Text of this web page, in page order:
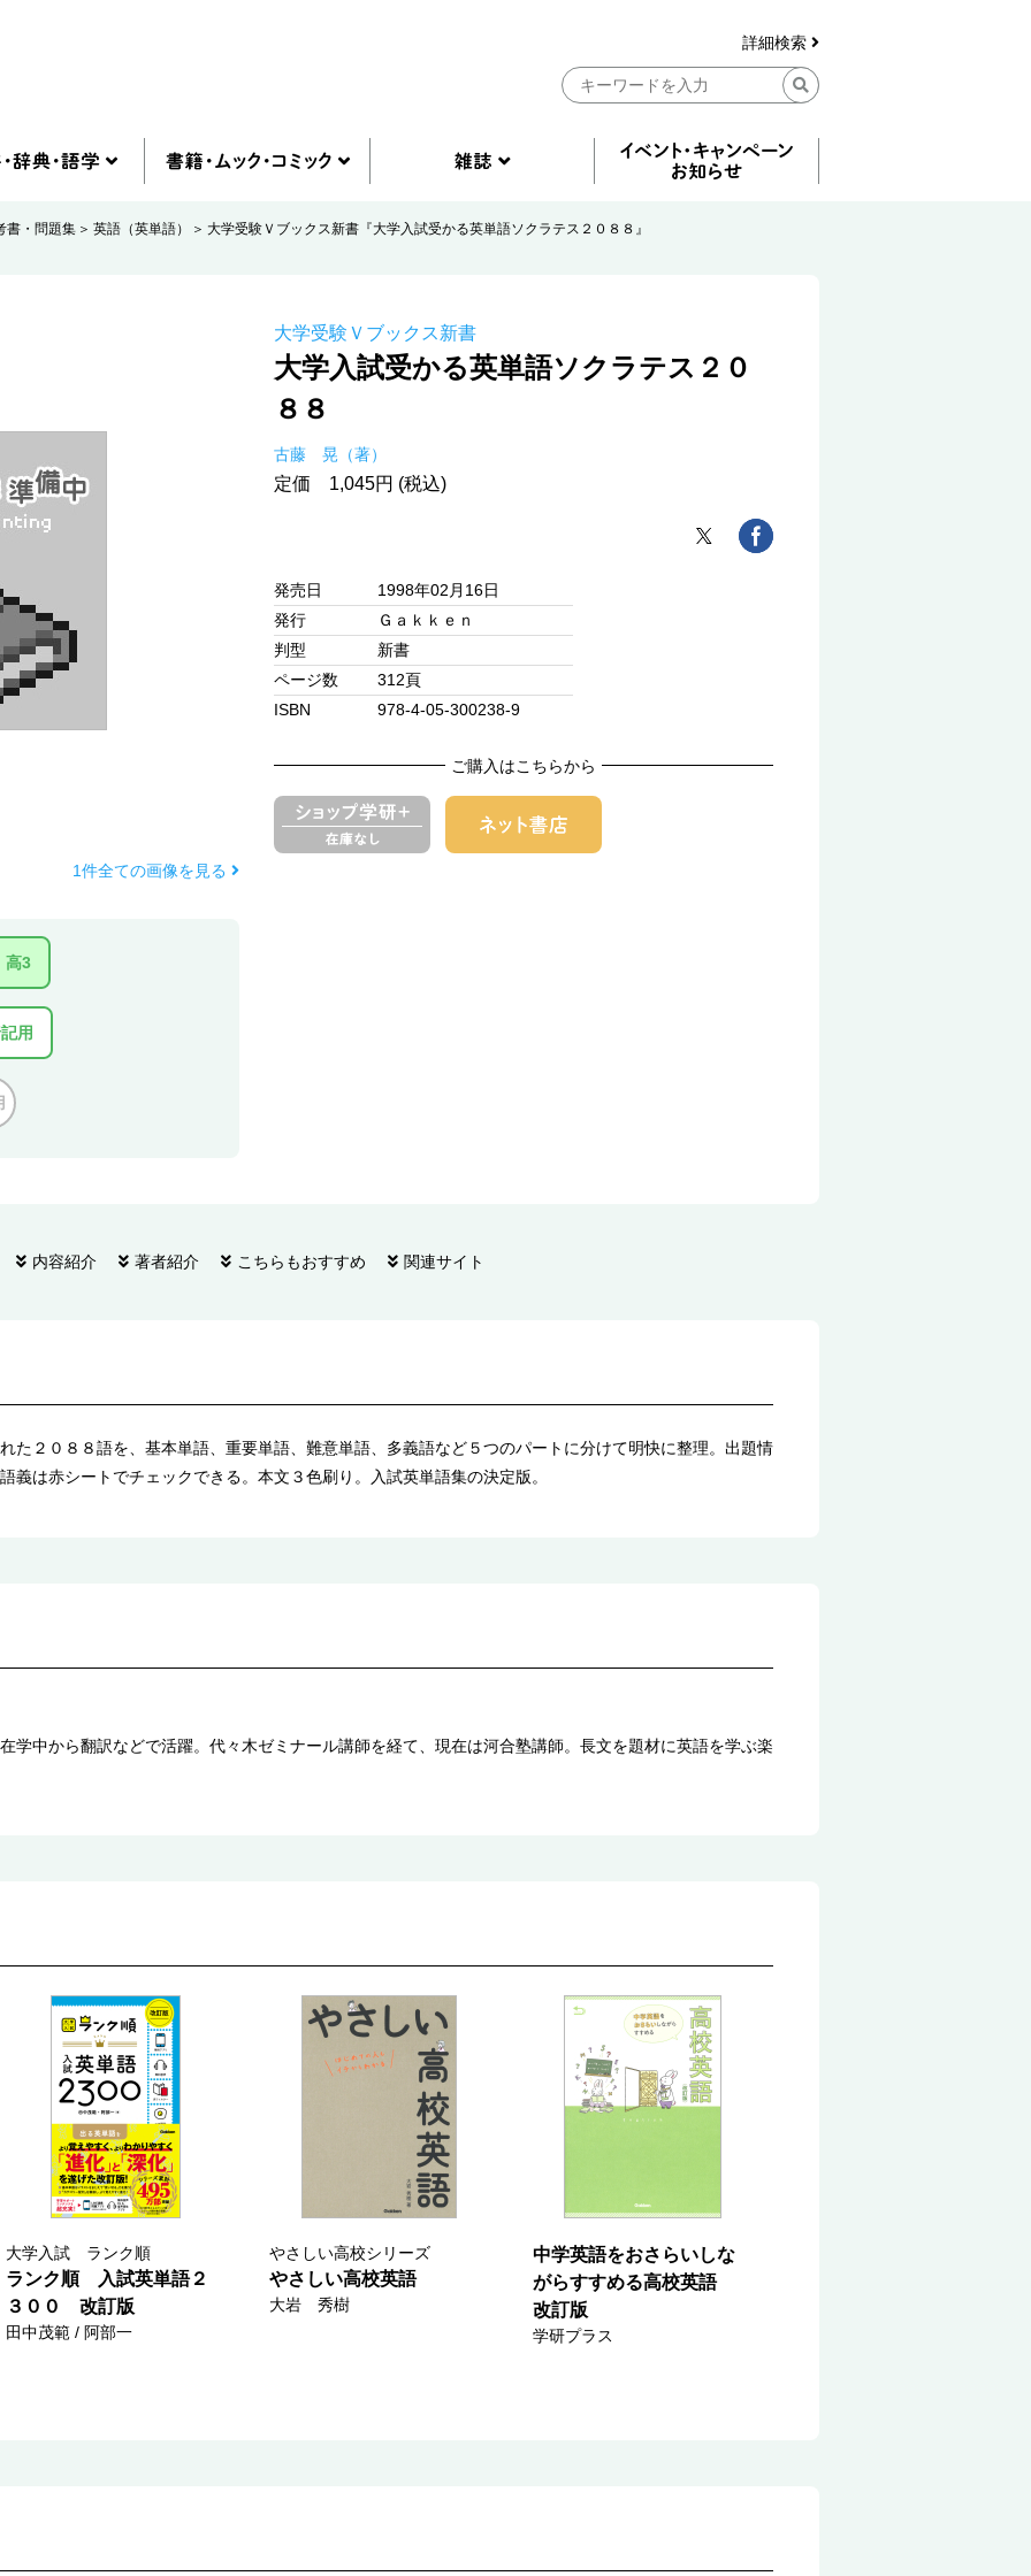
詳細検索
書・問題集 英語（英単語） 大学受験Ｖブックス新書『大学入試受かる英単語ソクラテス２０８８』
1件全ての画像を見る
高3
用
大学受験Ｖブックス新書
大学入試受かる英単語ソクラテス２０
８８
古藤 晃（著）
定価 1,045円 (税込)
発売日
1998年02月16日
発行
Ｇａｋｋｅｎ
判型
新書
ページ数
312頁
ISBN
978-4-05-300238-9
ご購入はこちらから
内容紹介 著者紹介 こちらもおすすめ 関連サイト
た２０８８語を、基本単語、重要単語、難意単語、多義語など５つのパートに分けて明快に整理。出題情
義は赤シートでチェックできる。本文３色刷り。入試英単語集の決定版。
学中から翻訳などで活躍。代々木ゼミナール講師を経て、現在は河合塾講師。長文を題材に英語を学ぶ楽
大学入試 ランク順
ランク順 入試英単語２
３００ 改訂版
田中茂範 / 阿部一
やさしい高校シリーズ
やさしい高校英語
大岩 秀樹
中学英語をおさらいしな
がらすすめる高校英語
改訂版
学研プラス